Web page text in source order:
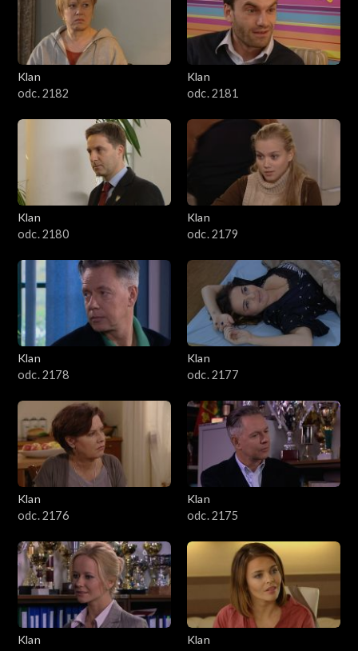
1401–1500
1301–1400
1201–1300
1101–1200
1001–1100
901–1000
801–900
601–700
501–600
401–500
301–400
201–300
101–200
1–100
Klan
odc. 2182
Klan
odc. 2181
Klan
odc. 2180
Klan
odc. 2179
Klan
odc. 2178
Klan
odc. 2177
Klan
odc. 2176
Klan
odc. 2175
Klan
Klan